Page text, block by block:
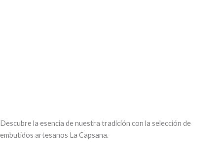
Descubre la esencia de nuestra tradición con la selección de
embutidos artesanos La Capsana.